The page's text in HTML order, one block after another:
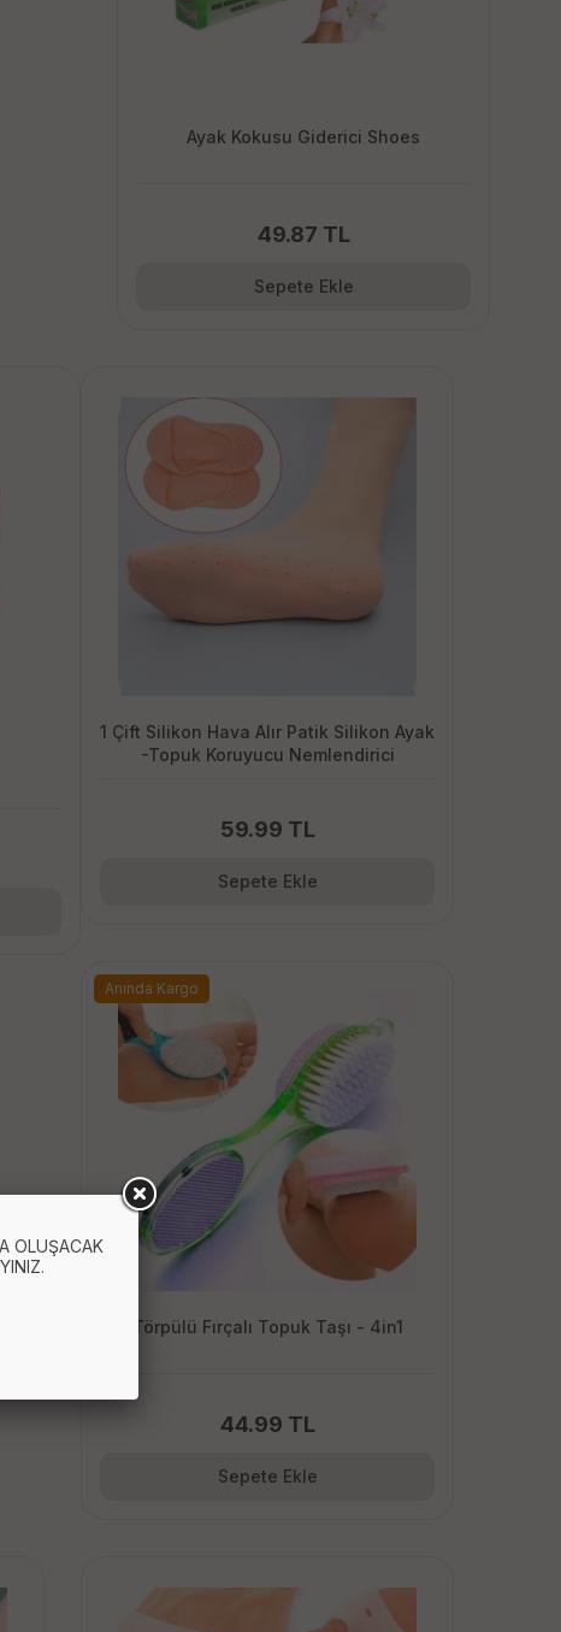
Ayak Kokusu Giderici Shoes
49.87 TL
Sepete Ekle
1 Çift Silikon Hava Alır Patik Silikon Ayak
-Topuk Koruyucu Nemlendirici
59.99 TL
Sepete Ekle
Törpülü Fırçalı Topuk Taşı - 4in1
44.99 TL
Anında Kargo
Sepete Ekle
OLUŞACAK